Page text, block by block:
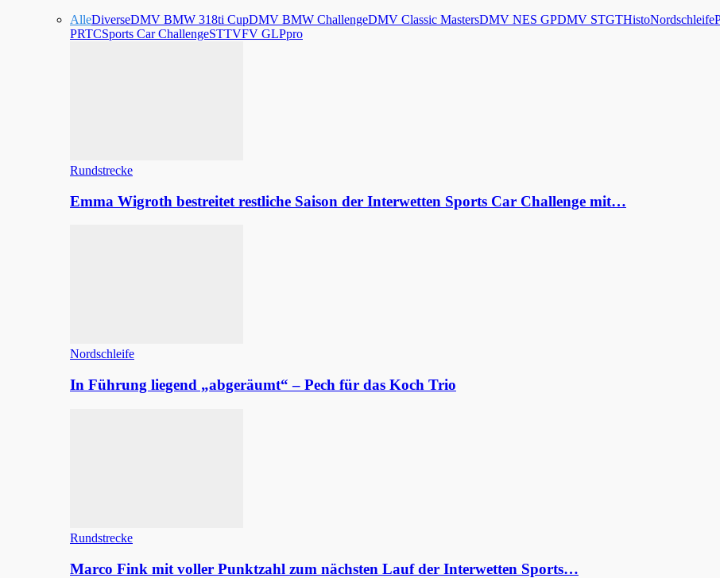
AlleDiverseDMV BMW 318ti CupDMV BMW ChallengeDMV Classic MastersDMV NES GPDMV STGTHistoNordschleife
PRTCSports Car ChallengeSTTVFV GLPpro
Rundstrecke
Emma Wigroth bestreitet restliche Saison der Interwetten Sports Car Challenge mit…
Nordschleife
In Führung liegend „abgeräumt“ – Pech für das Koch Trio
Rundstrecke
Marco Fink mit voller Punktzahl zum nächsten Lauf der Interwetten Sports…